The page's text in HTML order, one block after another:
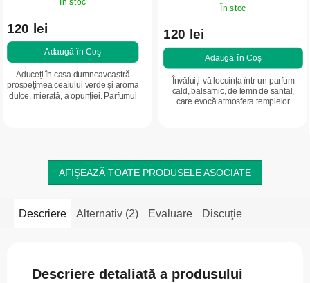
În stoc
120 lei
Adaugă în Coş
Aduceți în casa dumneavoastră
prospețimea ceaiului verde și aroma
dulce, mierată, a opunției. Parfumul
În stoc
120 lei
Adaugă în Coş
Învăluiți-vă locuința într-un parfum
cald, balsamic, de lemn de santal,
care evocă atmosfera templelor
AFIŞEAZĂ TOATE PRODUSELE ASOCIATE
Descriere Alternativ (2) Evaluare Discuţie
Descriere detaliată a produsului